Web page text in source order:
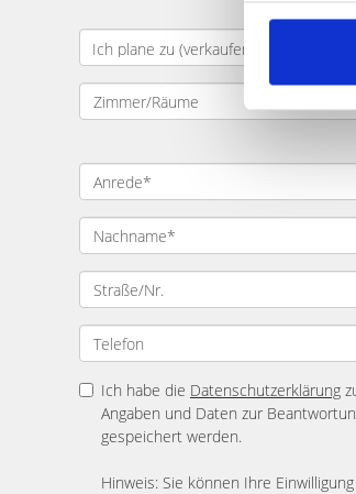
Ich habe die Datenschutzerklärung
Angaben und Daten zur
gespeichert werden.
Hinweis: Sie können Ihre